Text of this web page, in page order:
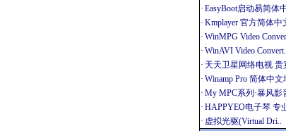
· EasyBoot启动易简体
· Kmplayer 官方简体中
· WinMPG Video
· WinAVI Video
· 天天卫星网络电视 贵
· Winamp Pro 简体中文
· My MPC系列·暴风影
· HAPPYEO电子琴 专
· 虚拟光驱(Virtual Dri..